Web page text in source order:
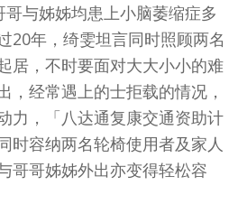
与姊姊均患上小脑萎缩症多
20年，绮雯坦言同时照顾两名
居，不时要面对大大小小的难
，经常遇上的士拒载的情况，
力，「八达通复康交通资助计
时容纳两名轮椅使用者及家人
哥哥姊姊外出亦变得轻松容